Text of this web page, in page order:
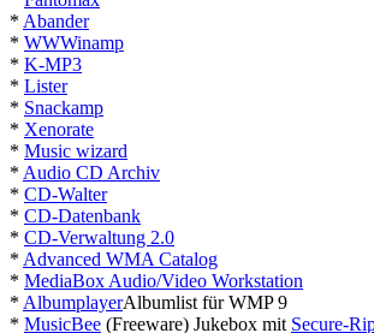
* Abander
* WWWinamp
* K-MP3
* Lister
* Snackamp
* Xenorate
* Music wizard
* Audio CD Archiv
* CD-Walter
* CD-Datenbank
* CD-Verwaltung 2.0
* Advanced WMA Catalog
* MediaBox Audio/Video Workstation
* AlbumplayerAlbumlist für WMP 9
* MusicBee (Freeware) Jukebox mit Secure-